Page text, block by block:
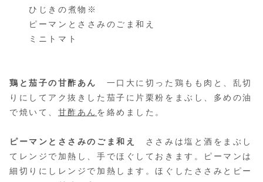
ひじきの煮物※
ピーマンとささみのごま和え
ミニトマト
鶏と茄子の甘酢あん
一口大に切った鶏もも肉と、乱切
りにしてアク抜きした茄子に片栗粉をまぶし、多めの油
で焼いて、 甘酢あん を絡めました。
ピーマンとささみのごま和え
ささみは塩と酒をまぶし
てレンジで加熱し、手でほぐしておきます。ピーマンは
細切りにしレンジで加熱します。ほぐしたささみとピー